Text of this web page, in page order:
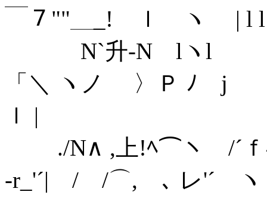
￣７""＿_! ｌ ヽ | l
N`升‐N lヽl ｀＾
「＼ ヽノ 〉Ｐ ﾉ j
ｌ |
./N∧ ,上!ﾍ⌒ヽ /´ｆ
‐r_'´| / /⌒,ゝ､ レ'´ ヽ